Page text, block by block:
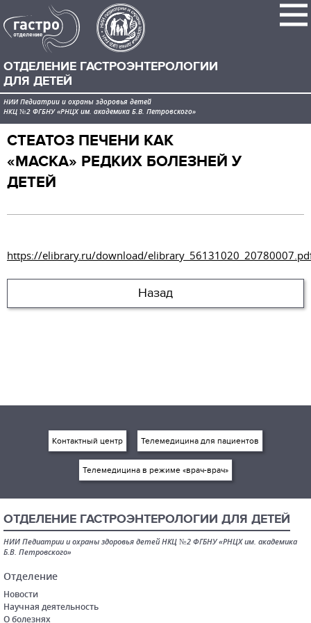
ОТДЕЛЕНИЕ ГАСТРОЭНТЕРОЛОГИИ
ДЛЯ ДЕТЕЙ
НИИ Педиатрии и охраны здоровья детей
НКЦ №2 ФГБНУ «РНЦХ им. академика Б.В. Петровского»
СТЕАТОЗ ПЕЧЕНИ КАК
«МАСКА» РЕДКИХ БОЛЕЗНЕЙ У
ДЕТЕЙ
https://elibrary.ru/download/
Назад
Контактный центр Телемедицина для пациентов
Телемедицина в режиме «врач-врач»
ОТДЕЛЕНИЕ ГАСТРОЭНТЕРОЛОГИИ ДЛЯ ДЕТЕЙ
НИИ Педиатрии и охраны здоровья детей НКЦ №2 ФГБНУ «РНЦХ им. академика
Б.В. Петровского»
Отделение
Новости
Научная деятельность
О болезнях